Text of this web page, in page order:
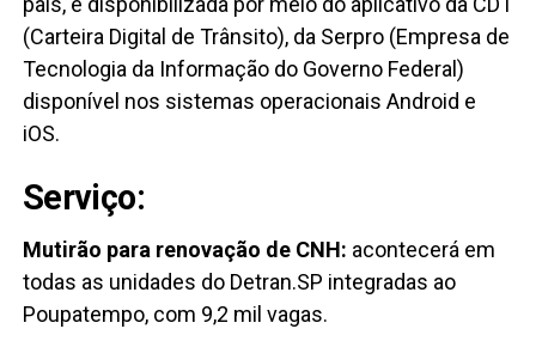
(Carteira Digital de Trânsito), da Serpro (Empresa de
Tecnologia da Informação do Governo Federal)
disponível nos sistemas operacionais Android e
iOS.
Serviço:
Mutirão para renovação de CNH: acontecerá em
todas as unidades do Detran.SP integradas ao
Poupatempo, com 9,2 mil vagas.